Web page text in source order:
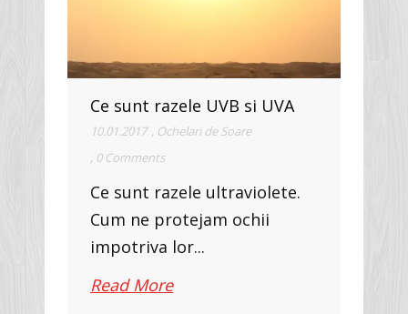
Ce sunt razele UVB si UVA
10.01.2017
Ochelari de Soare
0 Comments
Ce sunt razele ultraviolete.
Cum ne protejam ochii
impotriva lor...
Read More